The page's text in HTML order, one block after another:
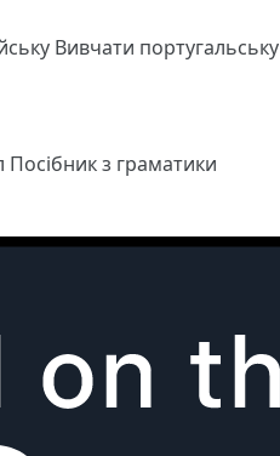
Вивчати португальську
Посібник з граматики